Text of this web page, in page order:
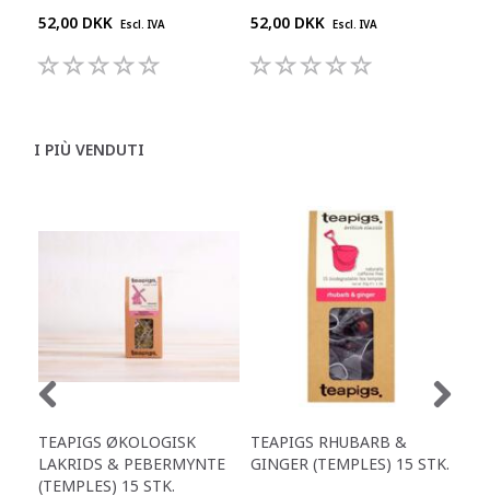
52,00 DKK
Escl. IVA
52,00 DKK
Escl. IVA
I PIÙ VENDUTI
TEAPIGS ØKOLOGISK
LAKRIDS & PEBERMYNTE
(TEMPLES) 15 STK.
TEAPIGS RHUBARB &
GINGER (TEMPLES) 15 STK.